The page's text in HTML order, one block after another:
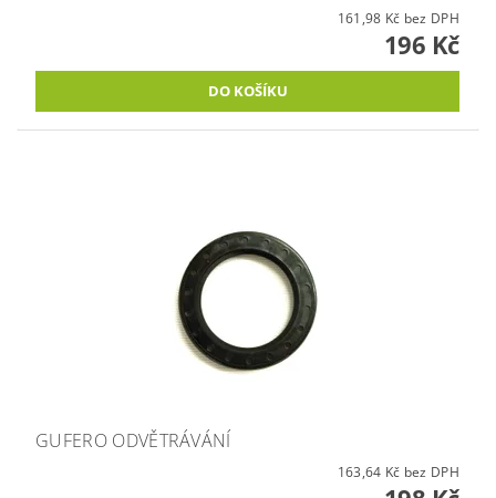
161,98 Kč bez DPH
196 Kč
GUFERO ODVĚTRÁVÁNÍ
163,64 Kč bez DPH